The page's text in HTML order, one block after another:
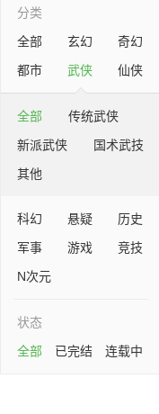
分类
全部
玄幻
奇幻
都市
武侠 仙侠
全部
传统武侠
新派武侠
国术武技
其他
科幻 悬疑
历史
军事
游戏
竞技
N次元
状态
全部
已完结 连载中